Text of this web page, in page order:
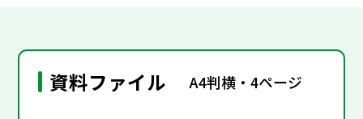
資料ファイル A4判横・4ページ